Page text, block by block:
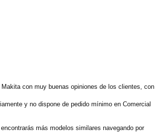
con muy buenas opiniones de los clientes, con
y no dispone de pedido mínimo en Comercial
más modelos similares navegando por